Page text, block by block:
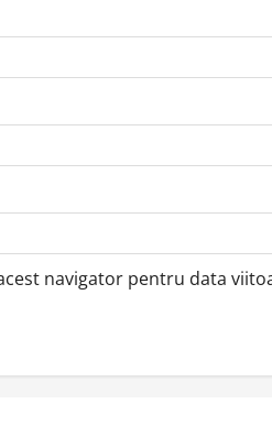
navigator pentru data